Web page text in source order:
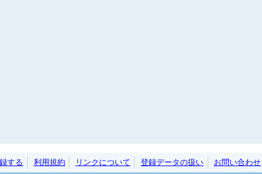
店島根支店
駅JR松江駅
する 利用規約 リンクについて 登録データの扱い お問い合わせ